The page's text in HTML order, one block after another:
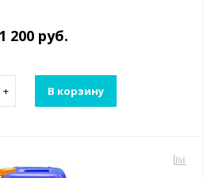
1 200 руб.
+ В корзину